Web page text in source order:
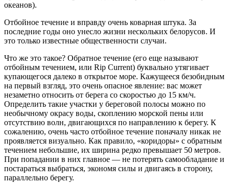
океанов).
Отбойное течение и вправду очень коварная штука. За
последние годы оно унесло жизни нескольких белорусов. И
это только известные общественности случаи.
Что же это такое? Обратное течение (его еще называют
отбойным течением, или Rip Current) буквально утягивает
купающегося далеко в открытое море. Кажущееся безобидным
на первый взгляд, это очень опасное явление: вас может
незаметно относить от берега со скоростью до 15 км/ч.
Определить такие участки у береговой полосы можно по
необычному окрасу воды, скоплению морской пены или
отсутствию волн, двигающихся по направлению к берегу. К
сожалению, очень часто отбойное течение поначалу никак не
проявляется визуально. Как правило, «коридоры» с обратным
течением небольшие, их ширина редко превышает 50 метров.
При попадании в них главное — не потерять самообладание и
постараться выбраться, экономя силы и двигаясь в сторону,
параллельно берегу.